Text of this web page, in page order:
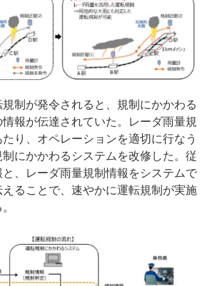
制が発令されると、規制にかかわる
報が伝達されていた。レーダ雨量規
り、オペレーションを適切に行なう
にかかわるシステムを改修した。従
、レーダ雨量規制情報をシステムで
ることで、速やかに運転規制が実施